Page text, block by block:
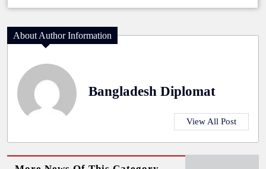
About Author Information
Bangladesh Diplomat
View All Post